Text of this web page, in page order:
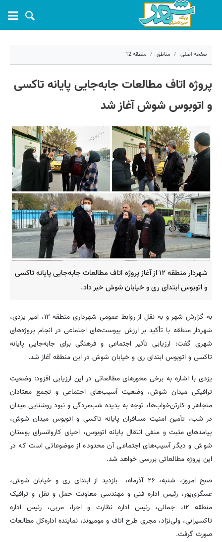
صفحه اصلی مناطق منطقه 12
کد مطلب:
پروژه اتاف مطالعات جابه‌جایی پایانه تاکسی
و اتوبوس شوش آغاز شد
شهردار منطقه ۱۲ از آغاز پروژه اتاف مطالعات جابه‌جایی پایانه تاکسی
و اتوبوس ابتدای ری و خیابان شوش خبر داد.
به گزارش شهر و به نقل از روابط عمومی شهرداری منطقه ۱۲، امیر یزدی،
شهردار منطقه با تأکید بر ارزش پیوست‌های اجتماعی در انجام پروژه‌های
شهری گفت: ارزیابی تأثیر اجتماعی و فرهنگی برای جابه‌جایی پایانه
تاکسی و اتوبوس ابتدای ری و خیابان شوش در این منطقه آغاز شد.
یزدی با اشاره به برخی محورهای مطالعاتی در این ارزیابی افزود: وضعیت
ترافیکی میدان شوش، وضعیت آسیب‌های اجتماعی و تجمع معتادان
متجاهر و کارتن‌خواب‌ها، توجه به پدیده شب‌مردگی و نبود روشنایی میدان
در شب، تأمین امنیت مسافران پایانه تاکسی و اتوبوس میدان شوش،
پیامدهای مثبت و منفی انتقال پایانه اتوبوس، احیای کاروانسرای بوستان
شوش و دیگر آسیب‌های اجتماعی آن محدوده از موضوعاتی است که در
این پروژه مطالعاتی بررسی خواهد شد.
صبح امروز، شنبه، ۲۶ آذرماه،
بازدید از ابتدای ری و خیابان شوش،
عسگری‌پور، رئیس اداره فنی و مهندسی معاونت حمل و نقل و ترافیک
منطقه ۱۲، جمالی، رئیس اداره نظارت و اجرا، مربی، رئیس اداره
تاکسیرانی، ولی‌نژاد، مجری طرح اتاف و مومیوند، نماینده اداره‌کل مطالعات
صورت گرفت.